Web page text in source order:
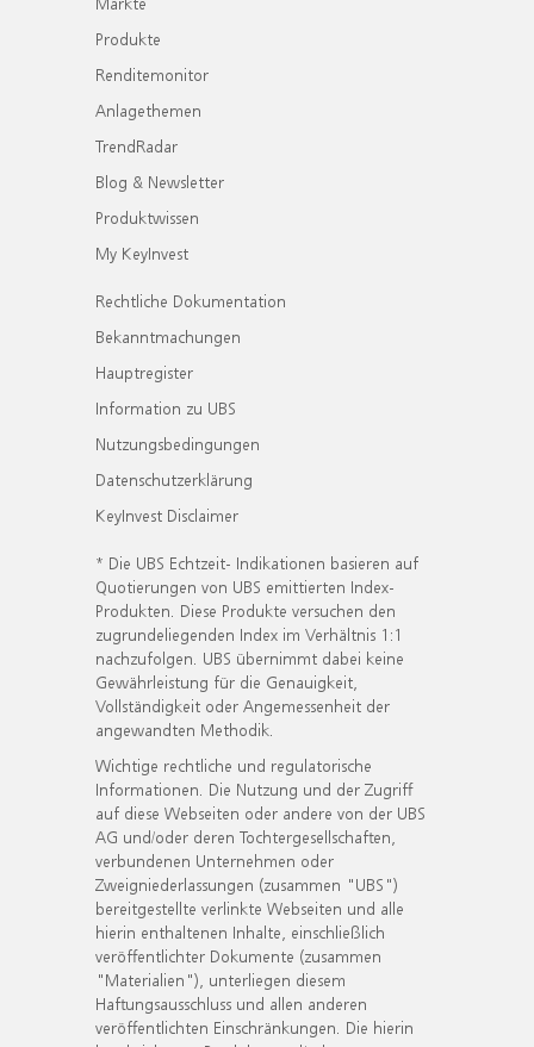
Produkte
Renditemonitor
Anlagethemen
TrendRadar
Blog & Newsletter
Produktwissen
My KeyInvest
Rechtliche Dokumentation
Bekanntmachungen
Hauptregister
Information zu UBS
Nutzungsbedingungen
Datenschutzerklärung
KeyInvest Disclaimer
* Die UBS Echtzeit- Indikationen basieren auf
Quotierungen von UBS emittierten Index-
Produkten. Diese Produkte versuchen den
zugrundeliegenden Index im Verhältnis 1:1
nachzufolgen. UBS übernimmt dabei keine
Gewährleistung für die Genauigkeit,
Vollständigkeit oder Angemessenheit der
angewandten Methodik.
Wichtige rechtliche und regulatorische
Informationen. Die Nutzung und der Zugriff
auf diese Webseiten oder andere von der UBS
AG und/oder deren Tochtergesellschaften,
verbundenen Unternehmen oder
Zweigniederlassungen (zusammen "UBS")
bereitgestellte verlinkte Webseiten und alle
hierin enthaltenen Inhalte, einschließlich
veröffentlichter Dokumente (zusammen
"Materialien"), unterliegen diesem
Haftungsausschluss und allen anderen
veröffentlichten Einschränkungen. Die hierin